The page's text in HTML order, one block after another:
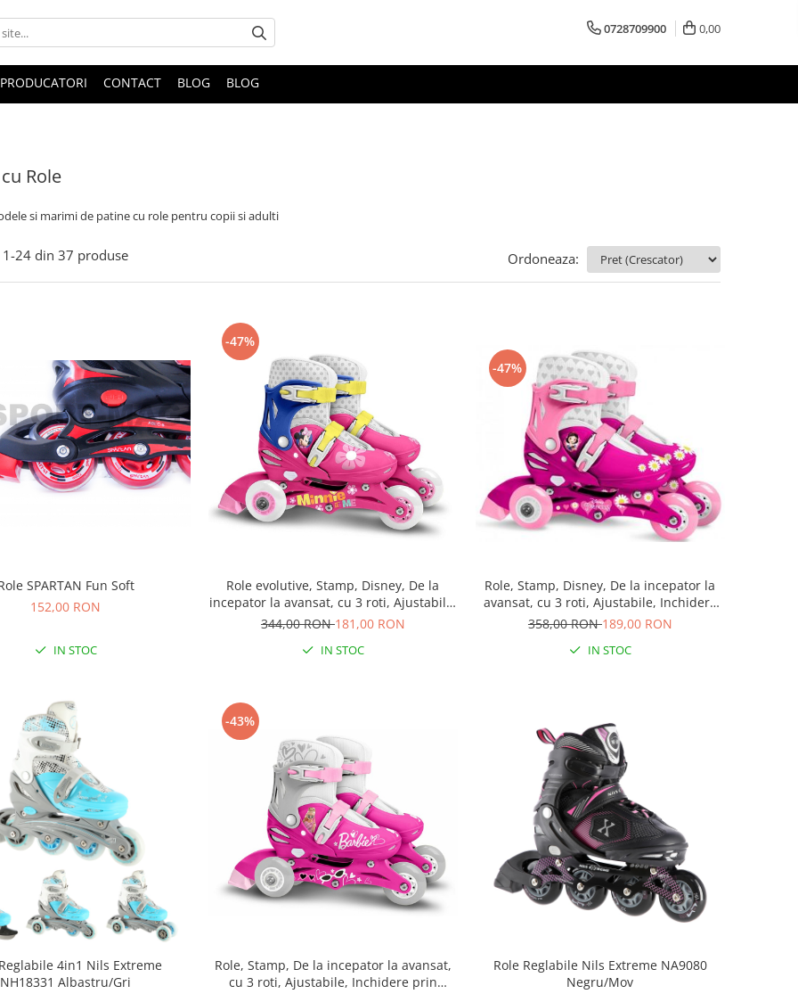
0728709900 0,00
PRODUCATORI CONTACT BLOG BLOG
Role
si marimi de patine cu role pentru copii si adulti
1-24 din 37 produse Ordoneaza:
SPARTAN Fun Soft
152,00 RON
IN STOC
-47%
Role evolutive, Stamp, Disney, De la
incepator la avansat, cu 3 roti, Ajustabile,
Inchidere prin velcro, cu frana, Marime
344,00 RON181,00 RON
IN STOC
-47%
Role, Stamp, Disney, De la incepator la
avansat, cu 3 roti, Ajustabile, Inchidere
prin velcro, cu frana, Marime 27-30,
358,00 RON189,00 RON
IN STOC
4in1 Nils Extreme
NH18331 Albastru/Gri
-43%
Role, Stamp, De la incepator la avansat,
cu 3 roti, Ajustabile, Inchidere prin
Role Reglabile Nils Extreme NA9080
Negru/Mov